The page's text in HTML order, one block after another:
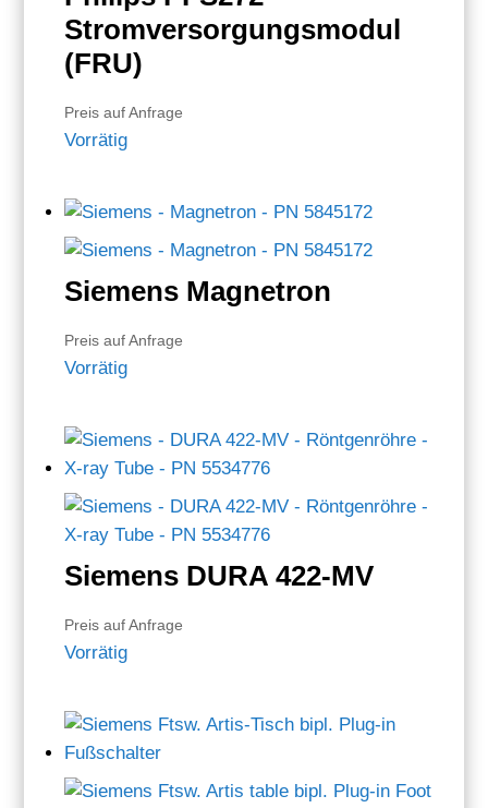
Stromversorgungsmodul
(FRU)
Preis auf Anfrage
Vorrätig
Siemens Magnetron
Preis auf Anfrage
Vorrätig
Siemens DURA 422-MV
Preis auf Anfrage
Vorrätig